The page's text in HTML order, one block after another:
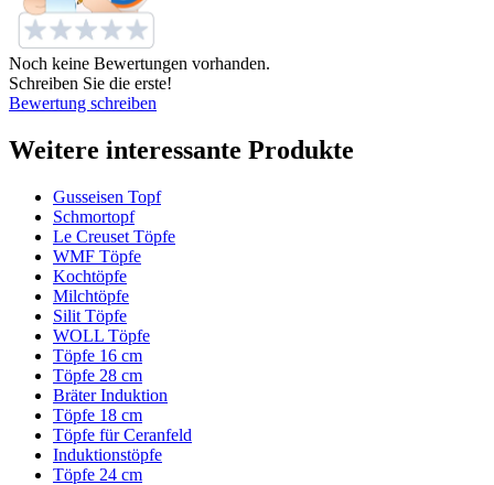
Noch keine Bewertungen vorhanden.
Schreiben Sie die erste!
Bewertung schreiben
Weitere interessante Produkte
Gusseisen Topf
Schmortopf
Le Creuset Töpfe
WMF Töpfe
Kochtöpfe
Milchtöpfe
Silit Töpfe
WOLL Töpfe
Töpfe 16 cm
Töpfe 28 cm
Bräter Induktion
Töpfe 18 cm
Töpfe für Ceranfeld
Induktionstöpfe
Töpfe 24 cm